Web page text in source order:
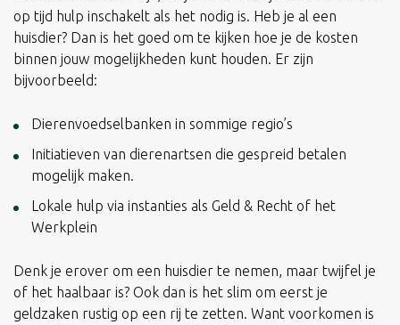
op tijd hulp inschakelt als het nodig is. Heb je al een
huisdier? Dan is het goed om te kijken hoe je de kosten
binnen jouw mogelijkheden kunt houden. Er zijn
bijvoorbeeld:
Dierenvoedselbanken in sommige regio’s
Initiatieven van dierenartsen die gespreid betalen
mogelijk maken.
Lokale hulp via instanties als Geld & Recht of het
Werkplein
Denk je erover om een huisdier te nemen, maar twijfel je
of het haalbaar is? Ook dan is het slim om eerst je
geldzaken rustig op een rij te zetten. Want voorkomen is